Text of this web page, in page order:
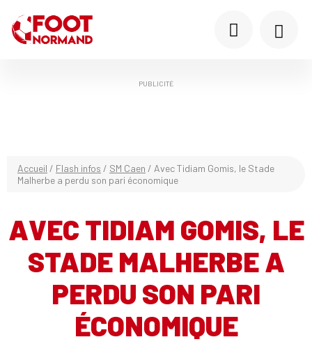
PUBLICITÉ
Accueil / Flash infos / SM Caen / Avec Tidiam Gomis, le Stade
Malherbe a perdu son pari économique
AVEC TIDIAM GOMIS, LE
STADE MALHERBE A
PERDU SON PARI
ÉCONOMIQUE